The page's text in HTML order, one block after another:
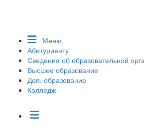
Меню
Абитуриенту
Сведения об образовательной
Высшее образование
Доп. образование
Колледж